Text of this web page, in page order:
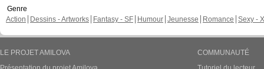
Genre
Action
Dessins - Artworks Fantasy - SF Humour Jeunesse Romance Sexy -
LE PROJET AMILOVA
COMMUNAUTÉ